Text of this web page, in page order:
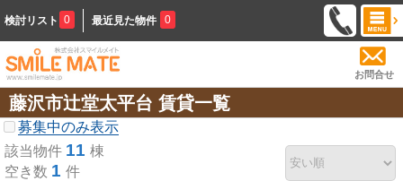
検討リスト 0 最近見た物件 0
お問合せ
藤沢市辻堂太平台 賃貸一覧
募集中のみ表示
該当物件 11 棟
空き数 1 件